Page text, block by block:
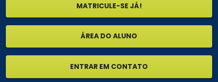
MATRICULE-SE JÁ!
ÁREA DO ALUNO
ENTRAR EM CONTATO